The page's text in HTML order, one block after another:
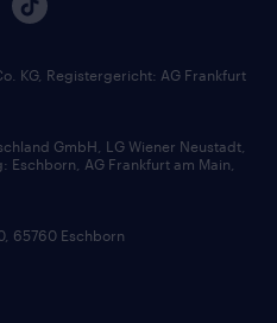
KG, Registergericht: AG Frankfurt
GmbH, LG Wiener Neustadt,
Eschborn, AG Frankfurt am Main,
65760 Eschborn